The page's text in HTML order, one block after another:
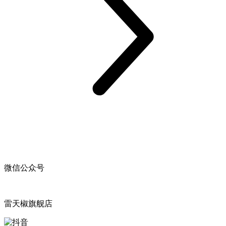
微信公众号
雷天椒旗舰店